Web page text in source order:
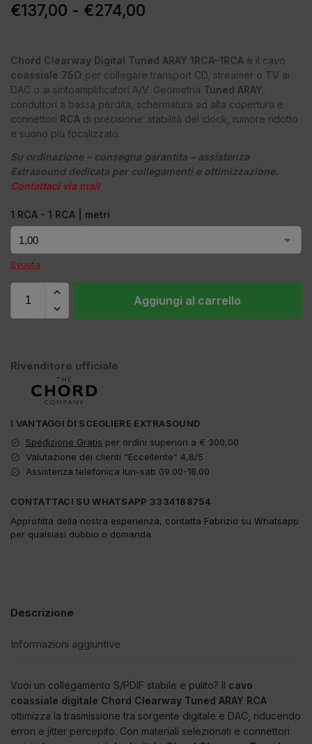
€137,00 - €274,00
Chord Clearway Digital Tuned ARAY 1RCA–1RCA è il cavo
coassiale 75Ω per collegare transport CD, streamer o TV ai
DAC o ai sintoamplificatori A/V. Geometria Tuned ARAY
conduttori a bassa perdita, schermatura ad alta copertura e
connettori RCA di precisione: stabilità del clock, rumore ridotto
e suono più focalizzato.
Su ordinazione – consegna garantita – assistenza
Extrasound dedicata per collegamenti e ottimizzazione.
Contattaci via mail
1 RCA - 1 RCA | metri
Svuota
Aggiungi al carrello
Rivenditore ufficiale
I VANTAGGI DI SCEGLIERE EXTRASOUND
Spedizione Gratis per ordini superiori a € 300,00
Valutazione dei clienti “Eccellente” 4,8/5
Assistenza telefonica lun-sab 09.00-18.00
CONTATTACI SU WHATSAPP 3334188754
Approfitta della nostra esperienza, contatta Fabrizio su Whatsapp
per qualsiasi dubbio o domanda.
Descrizione
Informazioni aggiuntive
Vuoi un collegamento S/PDIF stabile e pulito? Il cavo
coassiale digitale Chord Clearway Tuned ARAY RCA
ottimizza la trasmissione tra sorgente digitale e DAC, riducendo
errori e jitter percepito. Con materiali selezionati e connettori